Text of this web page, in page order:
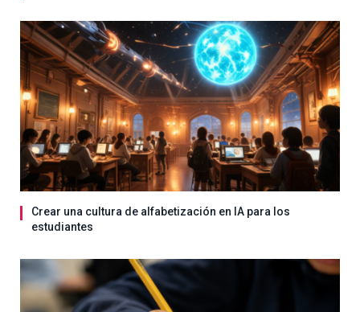
Crear una cultura de alfabetización en IA para los
estudiantes